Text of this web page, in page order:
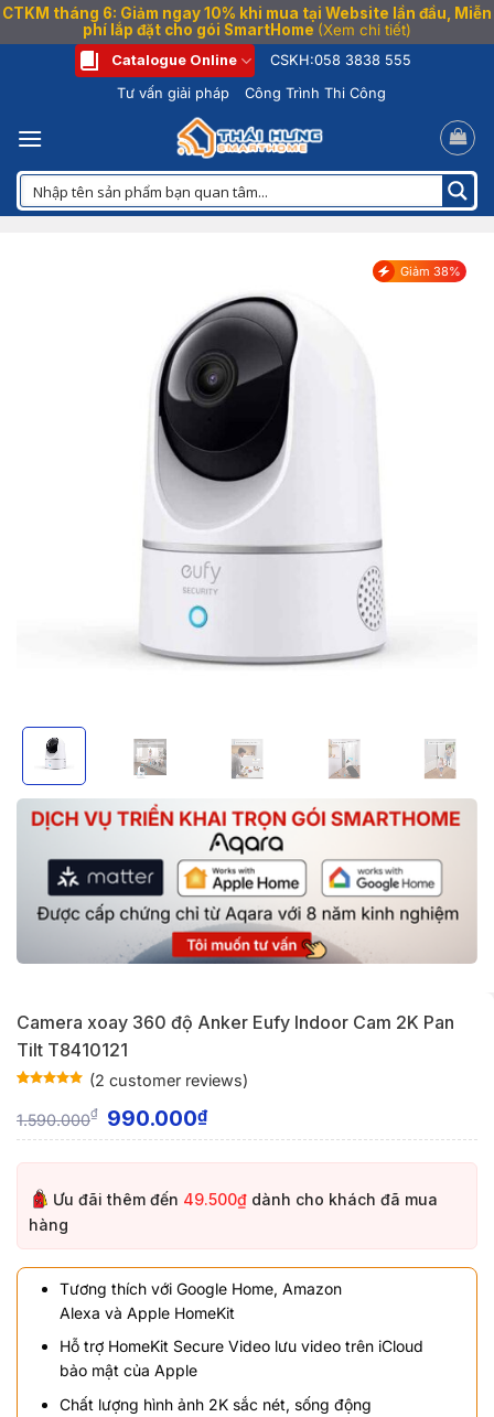
CTKM tháng 6: Giảm ngay 10% khi mua tại Website lần đầu, Miễn
phí lắp đặt cho gói SmartHome (Xem chi tiết)
dung
Catalogue Online CSKH:058 3838 555
Tư vấn giải pháp
Công Trình Thi Công
Giảm 38%
Camera xoay 360 độ Anker Eufy Indoor Cam 2K Pan
Tilt T8410121
on
customer
(2 customer reviews)
1.590.000₫ 990.000₫
Ưu đãi thêm đến 49.500₫ dành cho khách đã mua
hàng
Tương thích với Google Home, Amazon
Alexa và Apple HomeKit
Hỗ trợ HomeKit‌ Secure Video lưu video trên iCloud
bảo mật của Apple
Chất lượng hình ảnh 2K sắc nét, sống động